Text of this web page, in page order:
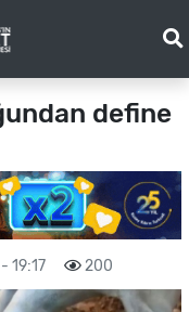
define
19:17 200